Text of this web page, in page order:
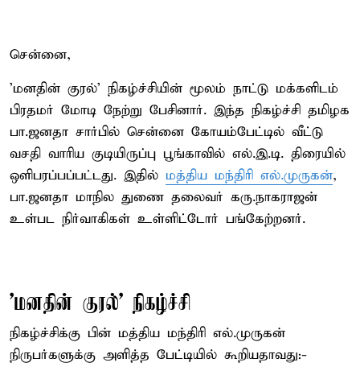
சென்னை,
'மனதின் குரல்' நிகழ்ச்சியின் மூலம் நாட்டு மக்களிடம்
பிரதமர் மோடி நேற்று பேசினார். இந்த நிகழ்ச்சி தமிழக
பா.ஜனதா சார்பில் சென்னை கோயம்பேட்டில் வீட்டு
வசதி வாரிய குடியிருப்பு பூங்காவில் எல்.இ.டி. திரையில்
ஒளிபரப்பப்பட்டது. இதில் மத்திய மந்திரி எல்.முருகன்,
பா.ஜனதா மாநில துணை தலைவர் கரு.நாகராஜன்
உள்பட நிர்வாகிகள் உள்ளிட்டோர் பங்கேற்றனர்.
'மனதின் குரல்' நிகழ்ச்சி
நிகழ்ச்சிக்கு பின் மத்திய மந்திரி எல்.முருகன்
நிருபர்களுக்கு அளித்த பேட்டியில் கூறியதாவது:-